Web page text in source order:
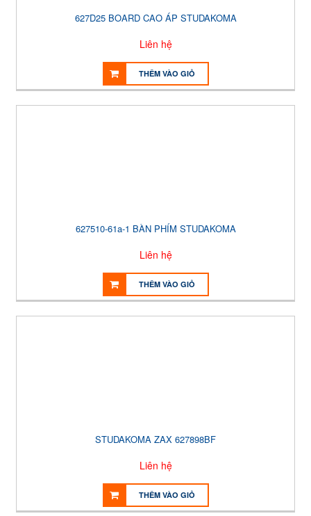
627D25 BOARD CAO ÁP STUDAKOMA
Liên hệ
THÊM VÀO GIỎ
627510-61a-1 BÀN PHÍM STUDAKOMA
Liên hệ
THÊM VÀO GIỎ
STUDAKOMA ZAX 627898BF
Liên hệ
THÊM VÀO GIỎ